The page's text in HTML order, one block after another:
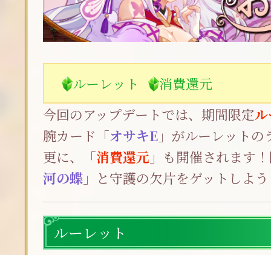
ルーレット
消費還元
今回のアップデートでは、期間限定
腕カード「オサキE 」がルーレット
更に、「消費還元 」も開催されます
河の蝶 」と守護の欠片をゲットしよ
ルーレット